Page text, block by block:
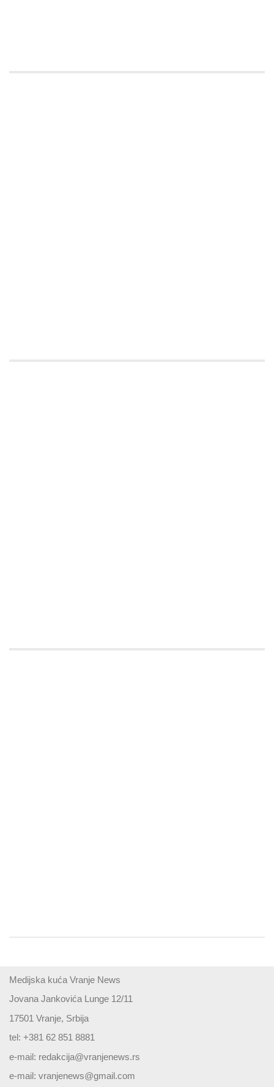
Medijska kuća Vranje News
Jovana Jankovića Lunge 12/11
17501 Vranje, Srbija
tel: +381 62 851 8881
e-mail: redakcija@vranjenews.rs
e-mail: vranjenews@gmail.com